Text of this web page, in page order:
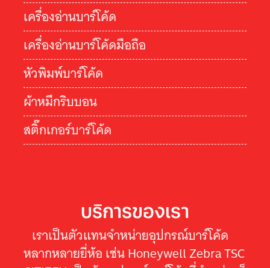
เครื่องอ่านบาร์โค้ด
เครื่องอ่านบาร์โค้ดมือถือ
หัวพิมพ์บาร์โค้ด
ผ้าหมึกริบบอน
สติ๊กเกอร์บาร์โค้ด
บริการของเรา
เราเป็นตัวแทนจำหน่ายอุปกรณ์บาร์โค้ด
หลากหลายยี่ห้อ เช่น Honeywell Zebra TSC